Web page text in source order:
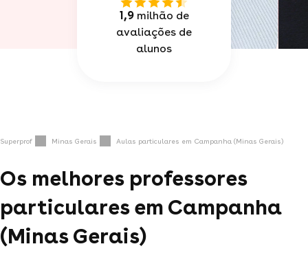
1,9milhão de
avaliações de
alunos
Superprof Minas Gerais Aulas particulares em Campanha (Minas Gerais)
Os melhores professores
particulares em Campanha
(Minas Gerais)